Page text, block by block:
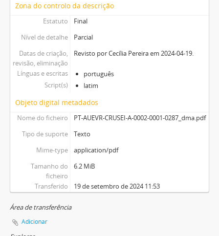
Zona do controlo da descrição
Estatuto
Final
Nível de detalhe
Parcial
Datas de criação,
revisão, eliminação
Revisto por Cecília Pereira em 2024-04-19.
Línguas e escritas
português
Script(s)
latim
Objeto digital metadados
Nome do ficheiro
PT-AUEVR-CRUSEI-A-0002-0001-0287_dma.pdf
Tipo de suporte
Texto
Mime-type
application/pdf
Tamanho do
ficheiro
6.2 MiB
Transferido 19 de setembro de 2024 11:53
Área de transferência
Adicionar